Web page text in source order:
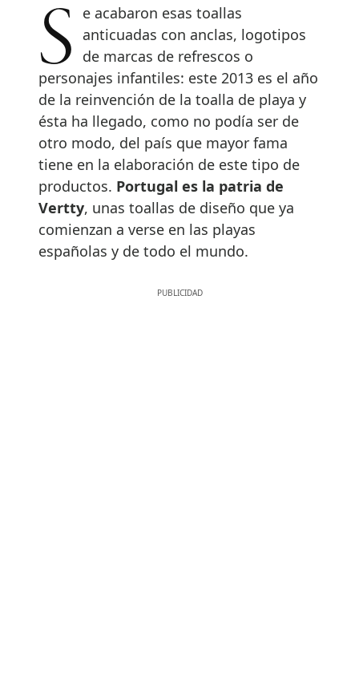
Se acabaron esas toallas
anticuadas con anclas, logotipos
de marcas de refrescos o
personajes infantiles: este 2013 es el año
de la reinvención de la toalla de playa y
ésta ha llegado, como no podía ser de
otro modo, del país que mayor fama
tiene en la elaboración de este tipo de
productos. Portugal es la patria de
Vertty, unas toallas de diseño que ya
comienzan a verse en las playas
españolas y de todo el mundo.